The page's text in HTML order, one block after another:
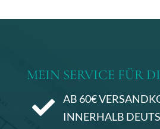
MEIN SERVICE FÜR

AB 60€
INNERHALB